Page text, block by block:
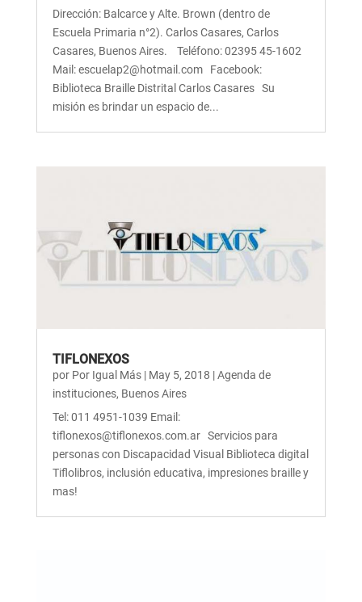
Dirección: Balcarce y Alte. Brown (dentro de
Escuela Primaria n°2). Carlos Casares, Carlos
Casares, Buenos Aires. Teléfono: 02395 45-1602
Mail: escuelap2@hotmail.com Facebook:
Biblioteca Braille Distrital Carlos Casares Su
misión es brindar un espacio de...
TIFLONEXOS
por Por Igual Más| May 5, 2018 |Agenda de
instituciones, Buenos Aires
Tel: 011 4951-1039 Email:
tiflonexos@tiflonexos.com.ar Servicios para
personas con Discapacidad Visual Biblioteca digital
Tiflolibros, inclusión educativa, impresiones braille y
mas!